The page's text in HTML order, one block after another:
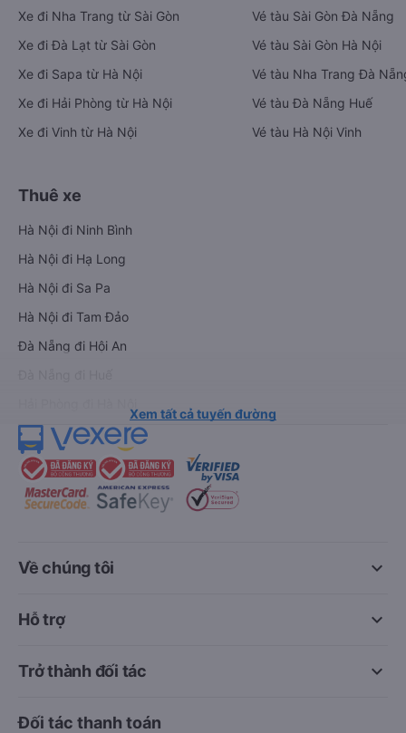
Xe đi Nha Trang từ Sài Gòn
Xe đi Đà Lạt từ Sài Gòn
Xe đi Sapa từ Hà Nội
Xe đi Hải Phòng từ Hà Nội
Xe đi Vinh từ Hà Nội
Vé tàu Sài Gòn Đà Nẵng
Vé tàu Sài Gòn Hà Nội
Vé tàu Nha Trang Đà
Vé tàu Đà Nẵng Huế
Vé tàu Hà Nội Vinh
Thuê xe
Hà Nội đi Ninh Bình
Hà Nội đi Hạ Long
Hà Nội đi Sa Pa
Hà Nội đi Tam Đảo
Đà Nẵng đi Hội An
Xem tất cả tuyến đường
keyboard_arrow_down
Về chúng tôi
keyboard_arrow_down
Hỗ trợ
keyboard_arrow_down
Trở thành đối tác
Đối tác thanh toán